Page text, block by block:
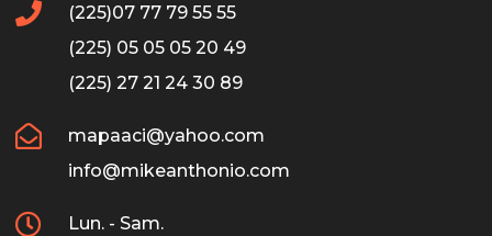
(225)07 77 79 55 55
(225) 05 05 05 20 49
(225) 27 21 24 30 89
mapaaci@yahoo.com
info@mikeanthonio.com
Lun. - Sam.